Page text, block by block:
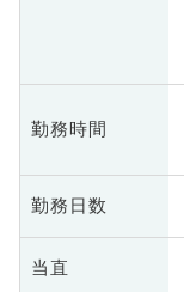
勤務時間
勤務日数
当直